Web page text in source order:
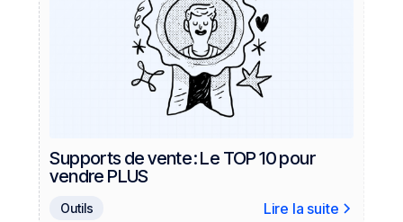
Supports de vente : Le TOP 10 pour
vendre PLUS
Outils Lire la suite